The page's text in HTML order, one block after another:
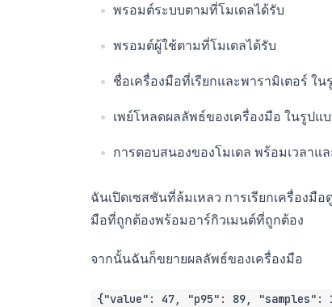
พรอมต์ระบบตามที่โมเดลได้รับ
พรอมต์ผู้ใช้ตามที่โมเดลได้รับ
ชื่อเครื่องมือที่เรียกและพารามิเตอร์ ใ
เพย์โหลดผลลัพธ์ของเครื่องมือ ในรูปแ
การตอบสนองของโมเดล พร้อมเวลาแ
ฉันเปิดเซสชันที่ล้มเหลว การเรียกเครื่องมือ
มือที่ถูกต้องพร้อมอาร์กิวเมนต์ที่ถูกต้อง
จากนั้นฉันก็ขยายผลลัพธ์ของเครื่องมือ
{"value": 47, "p95": 89, "samples":